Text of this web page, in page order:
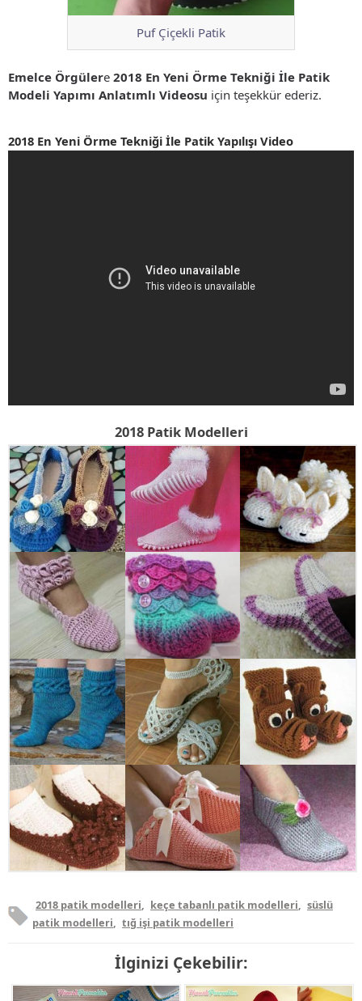
Puf Çiçekli Patik
Emelce Örgülere 2018 En Yeni Örme Tekniği İle Patik
Modeli Yapımı Anlatımlı Videosu için teşekkür ederiz.
2018 En Yeni Örme Tekniği İle Patik Yapılışı Video
2018 Patik Modelleri
2018 patik modelleri, keçe tabanlı patik modelleri, süslü
patik modelleri, tığ işi patik modelleri
İlginizi Çekebilir: